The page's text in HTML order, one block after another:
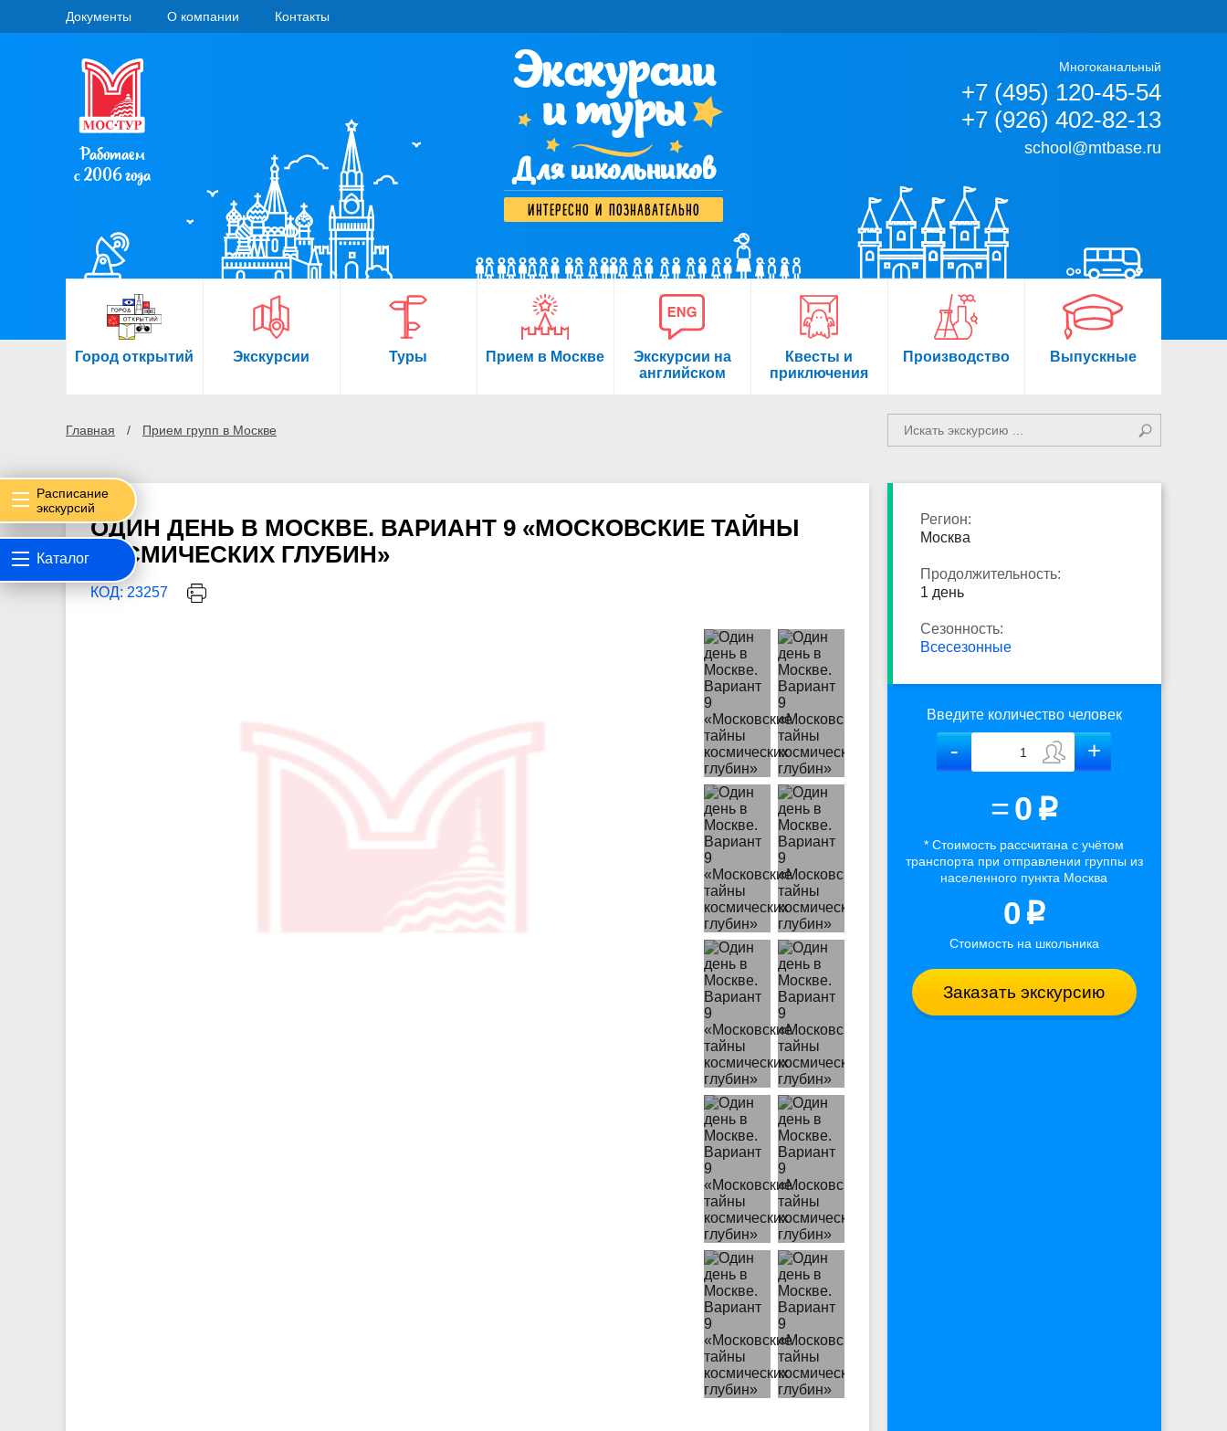
Документы О компании Контакты
Работаем
с 2006 года
Экскурсии
и туры
Для школьников
интересно и познавательно
Многоканальный
+7 (495) 120-45-54
+7 (926) 402-82-13
school@mtbase.ru
Город открытий Экскурсии Туры Прием в Москве
Экскурсии на
английском
Квесты и
приключения
Производство Выпускные
Главная Прием групп в Москве
Расписание
экскурсий
Каталог
ОДИН ДЕНЬ В МОСКВЕ. ВАРИАНТ 9 «МОСКОВСКИЕ ТАЙНЫ
КОСМИЧЕСКИХ ГЛУБИН»
КОД: 23257
Регион:
Москва
Продолжительность:
1 день
Сезонность:
Всесезонные
Введите количество человек
=0 p
* Стоимость рассчитанас учётом
транспорта при отправлении группы из
населенного пункта Москва
0 p
Стоимость на школьника
Заказать экскурсию